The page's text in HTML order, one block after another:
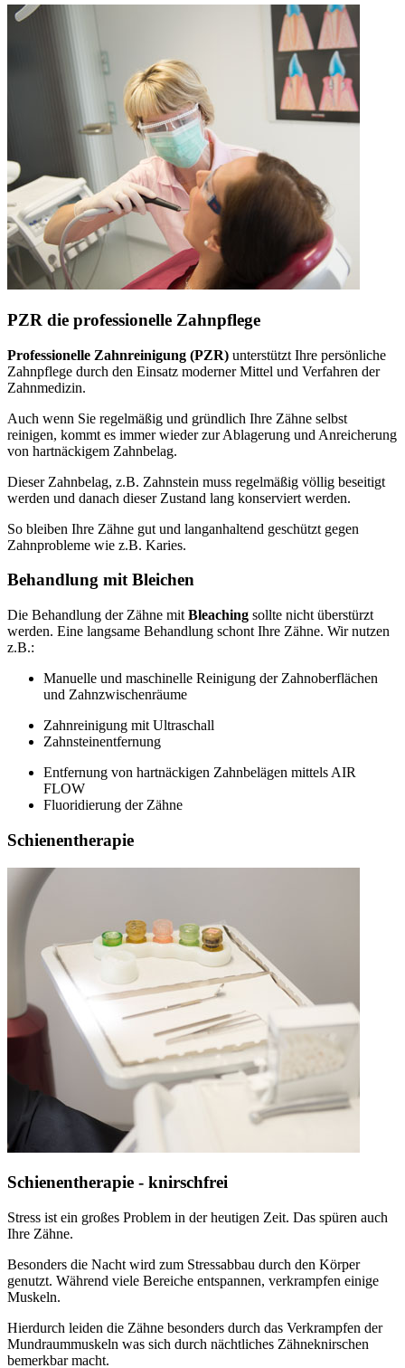
PZR die professionelle Zahnpflege
Professionelle Zahnreinigung (PZR) unterstützt Ihre persönliche
Zahnpflege durch den Einsatz moderner Mittel und Verfahren der
Zahnmedizin.
Auch wenn Sie regelmäßig und gründlich Ihre Zähne selbst
reinigen, kommt es immer wieder zur Ablagerung und Anreicherung
von hartnäckigem Zahnbelag.
Dieser Zahnbelag, z.B. Zahnstein muss regelmäßig völlig beseitigt
werden und danach dieser Zustand lang konserviert werden.
So bleiben Ihre Zähne gut und langanhaltend geschützt gegen
Zahnprobleme wie z.B. Karies.
Behandlung mit Bleichen
Die Behandlung der Zähne mit Bleaching sollte nicht überstürzt
werden. Eine langsame Behandlung schont Ihre Zähne. Wir nutzen
z.B.:
Manuelle und maschinelle Reinigung der Zahnoberflächen
und Zahnzwischenräume
Zahnreinigung mit Ultraschall
Zahnsteinentfernung
Entfernung von hartnäckigen Zahnbelägen mittels AIR
FLOW
Fluoridierung der Zähne
Schienentherapie
Schienentherapie - knirschfrei
Stress ist ein großes Problem in der heutigen Zeit. Das spüren auch
Ihre Zähne.
Besonders die Nacht wird zum Stressabbau durch den Körper
genutzt. Während viele Bereiche entspannen, verkrampfen einige
Muskeln.
Hierdurch leiden die Zähne besonders durch das Verkrampfen der
Mundraummuskeln was sich durch nächtliches Zähneknirschen
bemerkbar macht.